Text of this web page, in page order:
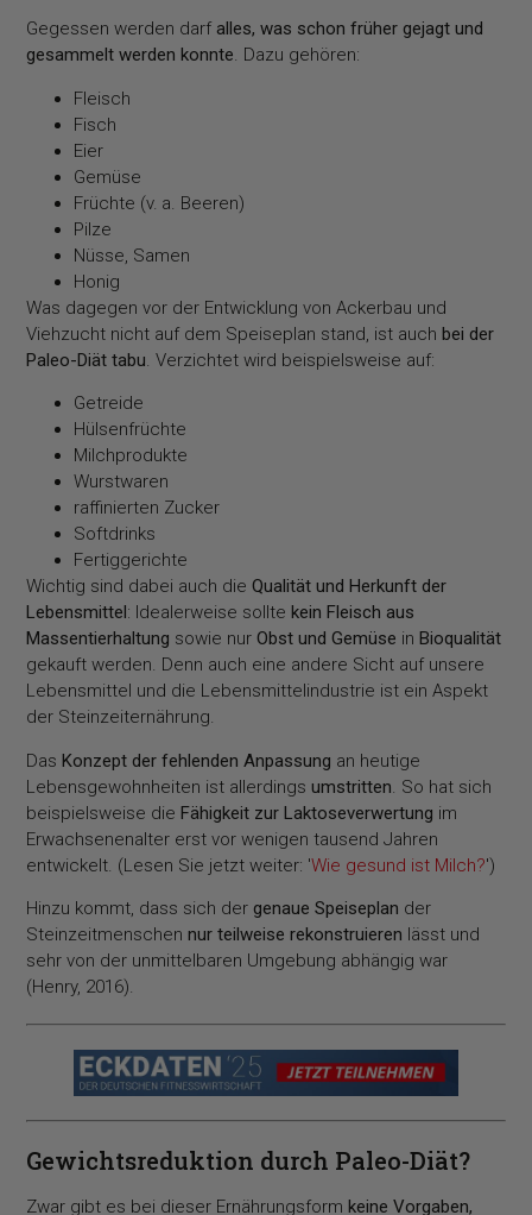
Gegessen werden darf alles, was schon früher gejagt und
gesammelt werden konnte. Dazu gehören:
Fleisch
Fisch
Eier
Gemüse
Früchte (v. a. Beeren)
Pilze
Nüsse, Samen
Honig
Was dagegen vor der Entwicklung von Ackerbau und
Viehzucht nicht auf dem Speiseplan stand, ist auchbei der
Paleo-Diät tabu. Verzichtet wird beispielsweise auf:
Getreide
Hülsenfrüchte
Milchprodukte
Wurstwaren
raffinierten Zucker
Softdrinks
Fertiggerichte
Wichtig sind dabei auch dieQualität und Herkunft der
Lebensmittel: Idealerweise solltekein Fleisch aus
Massentierhaltung sowie nurObst und Gemüse inBioqualität
gekauft werden. Denn auch eine andere Sicht auf unsere
Lebensmittel und die Lebensmittelindustrie ist ein Aspekt
der Steinzeiternährung.
DasKonzept der fehlenden Anpassung an heutige
Lebensgewohnheiten ist allerdingsumstritten . So hat sich
beispielsweise dieFähigkeit zur Laktoseverwertung im
Erwachsenenalter erst vor wenigen tausend Jahren
entwickelt. (Lesen Sie jetzt weiter: 'Wie gesund ist Milch?')
Hinzu kommt, dass sich der genaue Speiseplan der
Steinzeitmenschennur teilweise rekonstruieren lässt und
sehr von der unmittelbaren Umgebung abhängig war
(Henry, 2016).
Gewichtsreduktion durch Paleo-Diät?
Zwar gibt es bei dieser Ernährungsformkeine Vorgaben,